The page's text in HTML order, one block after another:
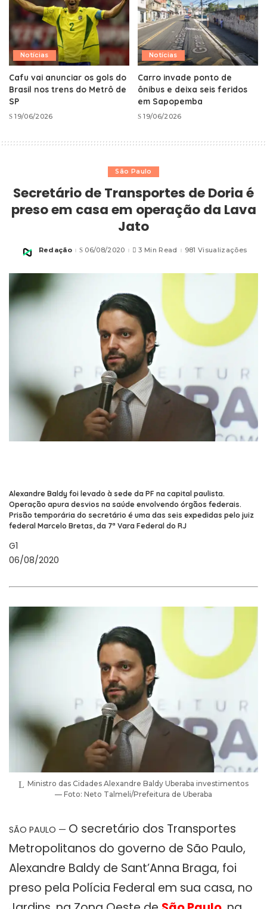
Notícias
Cafu vai anunciar os gols do
Brasil nos trens do Metrô de
SP
19/06/2026
Notícias
Carro invade ponto de
ônibus e deixa seis feridos
em Sapopemba
19/06/2026
São Paulo
Secretário de Transportes de Doria é
preso em casa em operação da Lava
Jato
Posted
Redação 06/08/2020 3 Min Read 981 Visualizações
Alexandre Baldy foi levado à sede da PF na capital paulista.
Operação apura desvios na saúde envolvendo órgãos federais.
Prisão temporária do secretário é uma das seis expedidas pelo juiz
federal Marcelo Bretas, da 7ª Vara Federal do RJ
G1
06/08/2020
Ministro das Cidades Alexandre Baldy Uberaba investimentos
— Foto: Neto Talmeli/Prefeitura de Uberaba
SÃO PAULO — O secretário dos Transportes
Metropolitanos do governo de São Paulo,
Alexandre Baldy de Sant’Anna Braga, foi
preso pela Polícia Federal em sua casa, no